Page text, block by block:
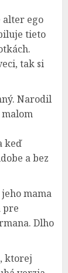
alter ego
tieto
tak si
Narodil
keď
a bez
mama
pre
Dlho
ktorej